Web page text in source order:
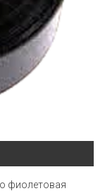
фиолетовая